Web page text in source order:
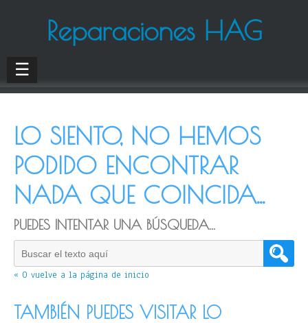
Reparaciones HAG
☰
LO SIENTO, NO HEMOS
PODIDO ENCONTRAR
NADA QUE COINCIDA...
PUEDES INTENTAR UNA BÚSQUEDA...
« O vuelve a la página de inicio
TAMBIÉN PUEDES VISITAR LO